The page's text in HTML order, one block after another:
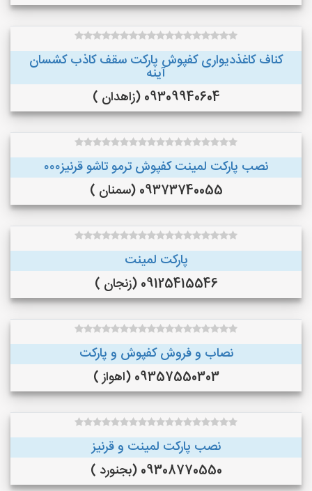
کناف کاغذدیواری کفپوش پارکت سقف کاذب کشسان
آینه
09309940604 (زاهدان )
نصب پارکت لمینت کفپوش ترمو تاشو قرنیز۰۰۰
09373740055 (سمنان )
پارکت لمینت
09125415546 (زنجان )
نصاب و فروش کفپوش و پارکت
09357550303 (اهواز )
نصب پارکت لمینت و قرنیز
09308770550 (بجنورد )